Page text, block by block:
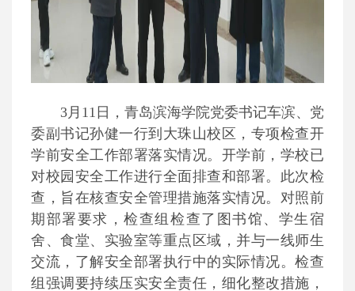
3月11日，青岛滨海学院党委书记车滨、党
委副书记孙健一行到大珠山校区，专项检查开
学前安全工作部署落实情况。开学前，学校已
对校园安全工作进行全面排查和部署。此次检
查，旨在核查安全管理措施落实情况。对照前
期部署要求，检查组检查了图书馆、学生宿
舍、食堂、实验室等重点区域，并与一线师生
交流，了解安全部署执行中的实际情况。检查
组强调要持续压实安全责任，细化整改措施，